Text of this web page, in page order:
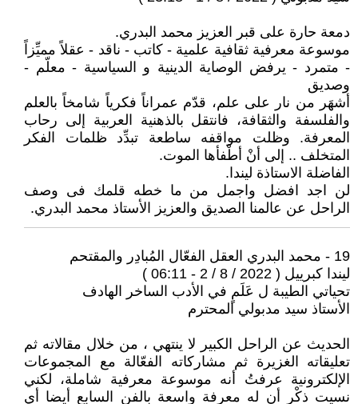
دمعة حارة على قبر العزيز محمد البدري.
موسوعة معرفية ثقافية علمية - كاتب - ناقد - عقلاً مميِّزاً
- متمرد - يرفض الوصاية الدينية و السياسية - معلّم -
وصديق
أشهَر من نار على علم، قدّم عمراناً فكرياً شامخاً بالعلم
والفلسفة والثقافة، فانتقل بالذهنية العربية إلى رحاب
المعرفة. وظلت مواقفه ساطعة تبدِّد ظلمات الفكر
المتخلف .. إلى أنْ أطْفأها الموت.
الفاضلة الاستاذة ليندا.
لن اجد افضل واجمل من ما خطه قلمك فى وصف
الراحل عن عالمنا الصديق والعزيز الأستاذ محمد البدري.
19 - محمد البدري العقل الفعّال المُبادِر والمقتحم
ليندا كبرييل ( 2022 / 8 / 2 - 06:11 )
تحياتي الطيبة ل عَلَمٍ في الأدب الساخر الهادف
الأستاذ سيد مدبولي المحترم
الحديث عن الراحل الكبير لا ينتهي ، من خلال مقالاته ثم
تعليقاته الغزيرة ثم مشاركاته الفعّالة مع المجموعات
الإلكترونية عرفتُ أنه موسوعة معرفية شاملة، لكني
نسيت ذكْر أن له معرفة واسعة بالفن السابع أيضا أي